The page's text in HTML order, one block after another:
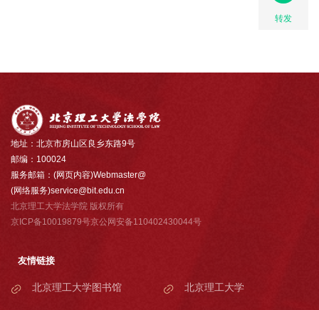
转发
地址：北京市房山区良乡东路9号
邮编：100024
服务邮箱：(网页内容)Webmaster@
(网络服务)service@bit.edu.cn
北京理工大学法学院 版权所有
京ICP备10019879号京公网安备110402430044号
友情链接
北京理工大学图书馆 北京理工大学